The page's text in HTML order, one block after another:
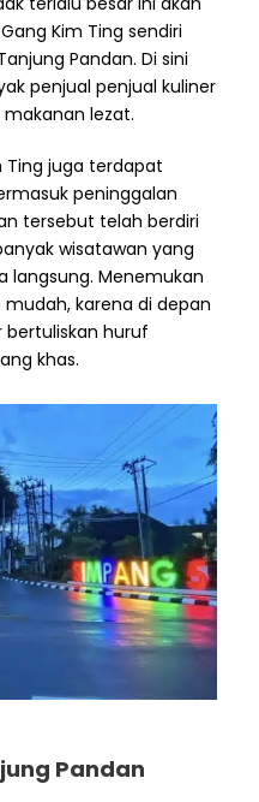
Kim Ting sendiri
Pandan. Di sini
penjual penjual kuliner
lezat.
Ting juga terdapat
peninggalan
tersebut telah berdiri
wisatawan yang
langsung. Menemukan
karena di depan
huruf
khas.
Pandan